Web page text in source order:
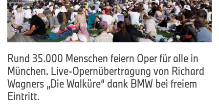
Rund 35.000 Menschen feiern Oper für alle in
München. Live-Opernübertragung von Richard
Wagners „Die Walküre“ dank BMW bei freiem
Eintritt.